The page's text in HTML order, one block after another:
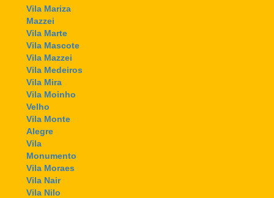
Vila Mariza
Mazzei
Vila Marte
Vila Mascote
Vila Mazzei
Vila Medeiros
Vila Mira
Vila Moinho
Velho
Vila Monte
Alegre
Vila
Monumento
Vila Moraes
Vila Nair
Vila Nilo